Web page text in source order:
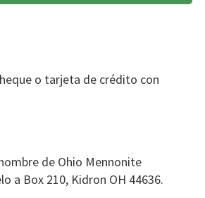
o tarjeta de crédito con
de Ohio Mennonite
a Box 210, Kidron OH 44636.